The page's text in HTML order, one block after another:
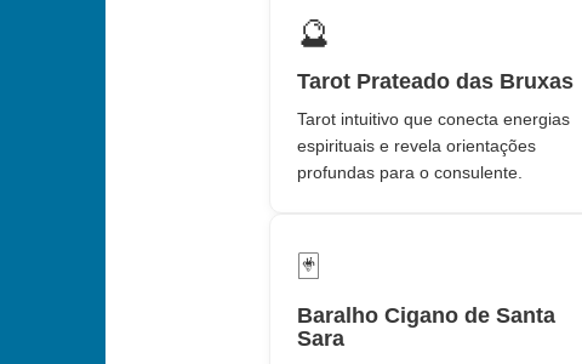
🔮
Tarot Prateado das Bruxas
Tarot intuitivo que conecta energias
espirituais e revela orientações
profundas para o consulente.
🃏
Baralho Cigano de Santa
Sara